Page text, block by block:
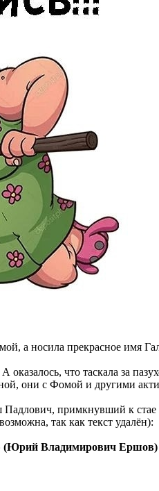
а носила прекрасное имя
что таскала за
они с Фомой и другими
примкнувший к стае
так как текст удалён):
(Юрий Владимирович Ершов)